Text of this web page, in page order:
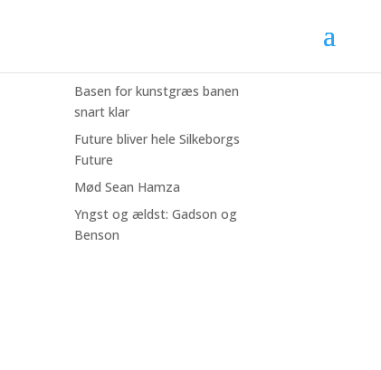
Basen for kunstgræs banen
snart klar
Future bliver hele Silkeborgs
Future
Mød Sean Hamza
Yngst og ældst: Gadson og
Benson